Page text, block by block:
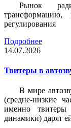
Рынок
трансформацию,
регулирования
Подробнее
14.07.2026
Твитеры в
В мире
(средне-низкие
именно
динамики) дарят